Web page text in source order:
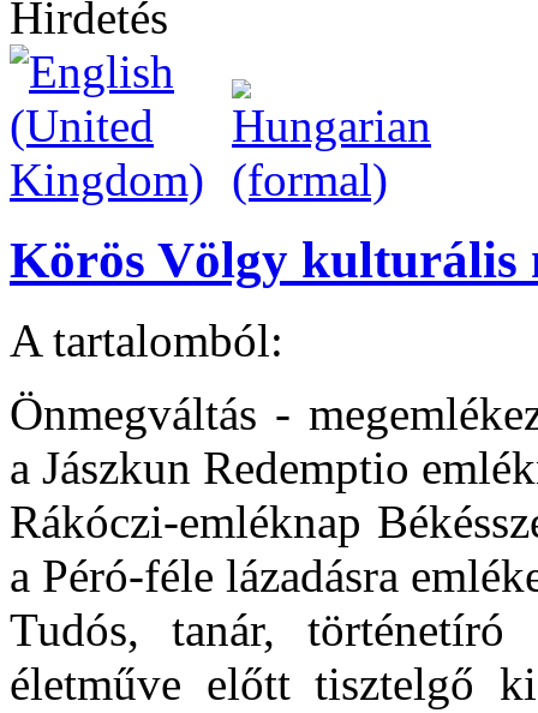
Hirdetés
Körös Völgy kulturális
A tartalomból:
Önmegváltás -
a Jászkun Redemptio
Rákóczi-emléknap
a Péró-féle lázadásra
Tudós, tanár,
életműve előtt tisztelgő